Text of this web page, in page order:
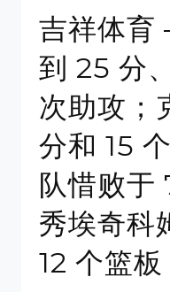
吉祥体育
到 25 分
次助攻；
分和 15
队惜败于
秀埃奇科
12 个篮板